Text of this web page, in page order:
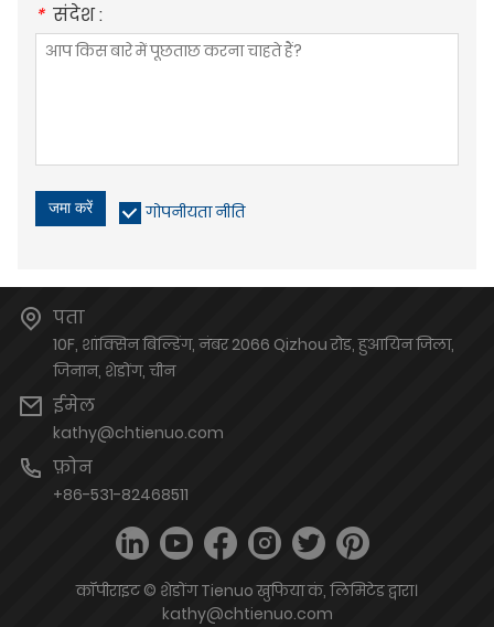
* संदेश :
जमा करें गोपनीयता नीति
पता
10F, शांक्सिन बिल्डिंग, नंबर 2066 Qizhou रोड, हुआयिन जिला,
जिनान, शेडोंग, चीन
ईमेल
kathy@chtienuo.com
फ़ोन
+86-531-82468511
कॉपीराइट © शेडोंग Tienuo खुफिया कं, लिमिटेड द्वारा।
kathy@chtienuo.com